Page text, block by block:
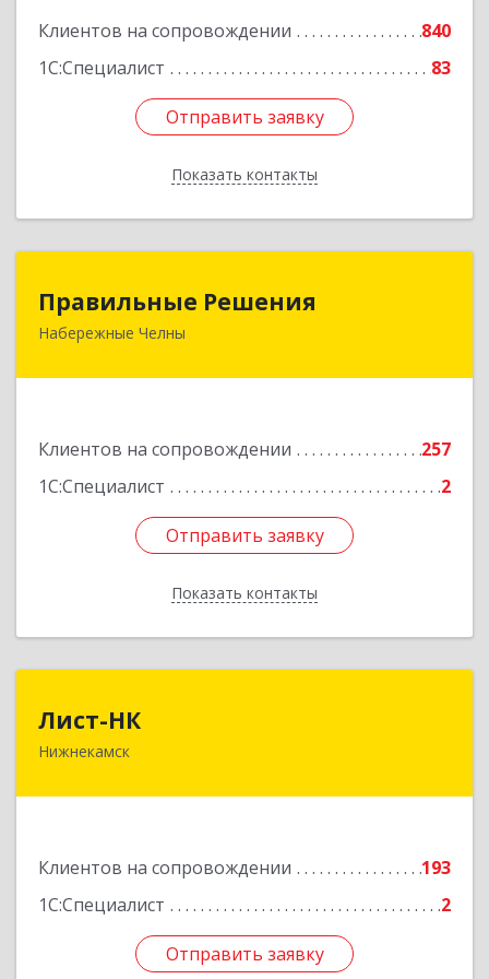
Клиентов на сопровождении
840
1С:Специалист
83
Отправить заявку
Показать контакты
Отправить заявку
Назад
Правильные Решения
Набережные Челны
Клиентов на сопровождении
257
1С:Специалист
2
Отправить заявку
Показать контакты
423832, Татарстан Респ, Набережные Челны г,
Отправить заявку
Назад
Лист-НК
Нижнекамск
Клиентов на сопровождении
193
1С:Специалист
2
Отправить заявку
423585, Татарстан Респ, Нижнекамский р-н,
Отправить заявку